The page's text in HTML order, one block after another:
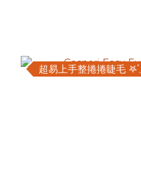
超易上手整捲捲睫毛 𖤐 ̖́